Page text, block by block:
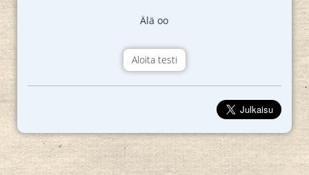
Älä oo
Aloita testi